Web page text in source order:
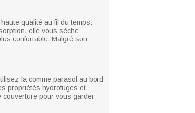
qualité au fil du temps.
elle vous sèche
confortable. Malgré son
la comme parasol au bord
propriétés hydrofuges et
couverture pour vous garder